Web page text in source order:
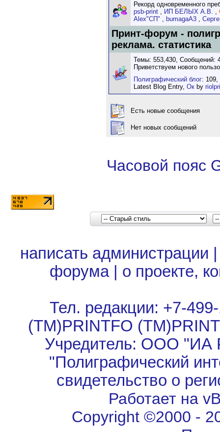
Рекорд одновременного
psb-print , ИП БЕЛЫХ А.В. ,
Alex"СП" , bumagaA3 ,
Принт-форум -
реклама. статистика
Темы: 553,430, Сообщений:
Приветствуем нового
Полиграфический блог: 109,
Latest Blog Entry, Ок by
Есть новые сообщения
Нет новых сообщений
Часовой пояс
написать администрации
форума| о проекте,
Тел. редакции: +7-
(TM)PRINTFO
Учредитель: ООО "ИА
"Полиграфический
свидетельство о
Работает на
Copyright ©2000 -